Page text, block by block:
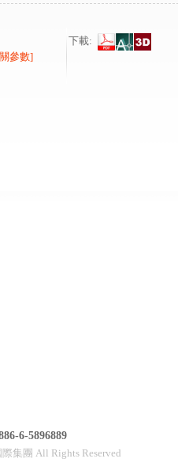
參數]
下載:
6-5896889
集團 All Rights Reserved